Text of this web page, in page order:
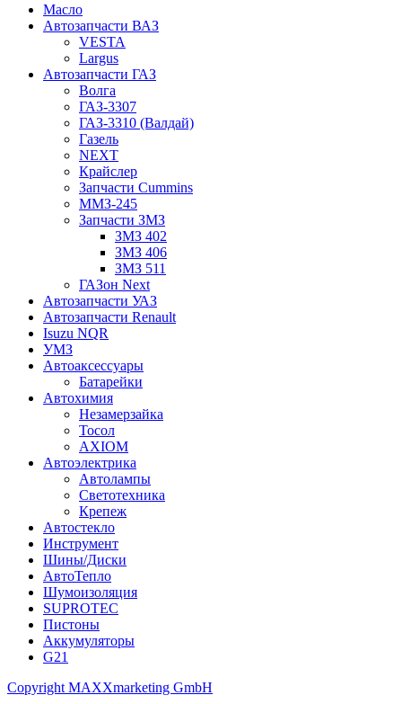
Масло
Автозапчасти ВАЗ
VESTA
Largus
Автозапчасти ГАЗ
Волга
ГАЗ-3307
ГАЗ-3310 (Валдай)
Газель
NEXT
Крайслер
Запчасти Cummins
ММЗ-245
Запчасти ЗМЗ
ЗМЗ 402
ЗМЗ 406
ЗМЗ 511
ГАЗон Next
Автозапчасти УАЗ
Автозапчасти Renault
Isuzu NQR
УМЗ
Автоаксессуары
Батарейки
Автохимия
Незамерзайка
Тосол
AXIOM
Автоэлектрика
Автолампы
Светотехника
Крепеж
Автостекло
Инструмент
Шины/Диски
АвтоТепло
Шумоизоляция
SUPROTEC
Пистоны
Аккумуляторы
G21
Copyright MAXXmarketing GmbH